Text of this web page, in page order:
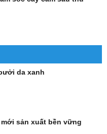
da xanh
sản xuất bền vững